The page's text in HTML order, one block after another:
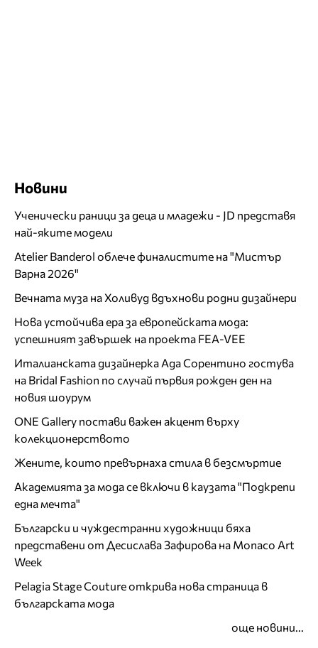
Новини
Ученически раници за деца и младежи - JD представя
най-яките модели
Atelier Banderol облече финалистите на "Мистър
Варна 2026"
Вечната муза на Холивуд вдъхнови родни дизайнери
Нова устойчива ера за европейската мода:
успешният завършек на проекта FEA-VEE
Италианската дизайнерка Ада Сорентино гостува
на Bridal Fashion по случай първия рожден ден на
новия шоурум
ONE Gallery постави важен акцент върху
колекционерството
Жените, които превърнаха стила в безсмъртие
Академията за мода се включи в каузата "Подкрепи
една мечта"
Български и чуждестранни художници бяха
представени от Десислава Зафирова на Monaco Art
Week
Pelagia Stage Couture открива нова страница в
българската мода
още новини...